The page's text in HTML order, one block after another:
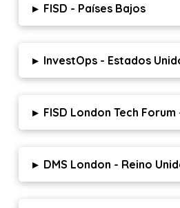
▸ FISD - Países Bajos
▸ InvestOps - Estados
▸ FISD London Tech
▸ DMS London - Reino